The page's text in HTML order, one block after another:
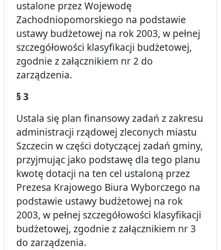
ustalone przez Wojewodę
Zachodniopomorskiego na podstawie
ustawy budżetowej na rok 2003, w pełnej
szczegółowości klasyfikacji budżetowej,
zgodnie z załącznikiem nr 2 do
zarządzenia.
§ 3
Ustala się plan finansowy zadań z zakresu
administracji rządowej zleconych miastu
Szczecin w części dotyczącej zadań gminy,
przyjmując jako podstawę dla tego planu
kwotę dotacji na ten cel ustaloną przez
Prezesa Krajowego Biura Wyborczego na
podstawie ustawy budżetowej na rok
2003, w pełnej szczegółowości klasyfikacji
budżetowej, zgodnie z załącznikiem nr 3
do zarządzenia.